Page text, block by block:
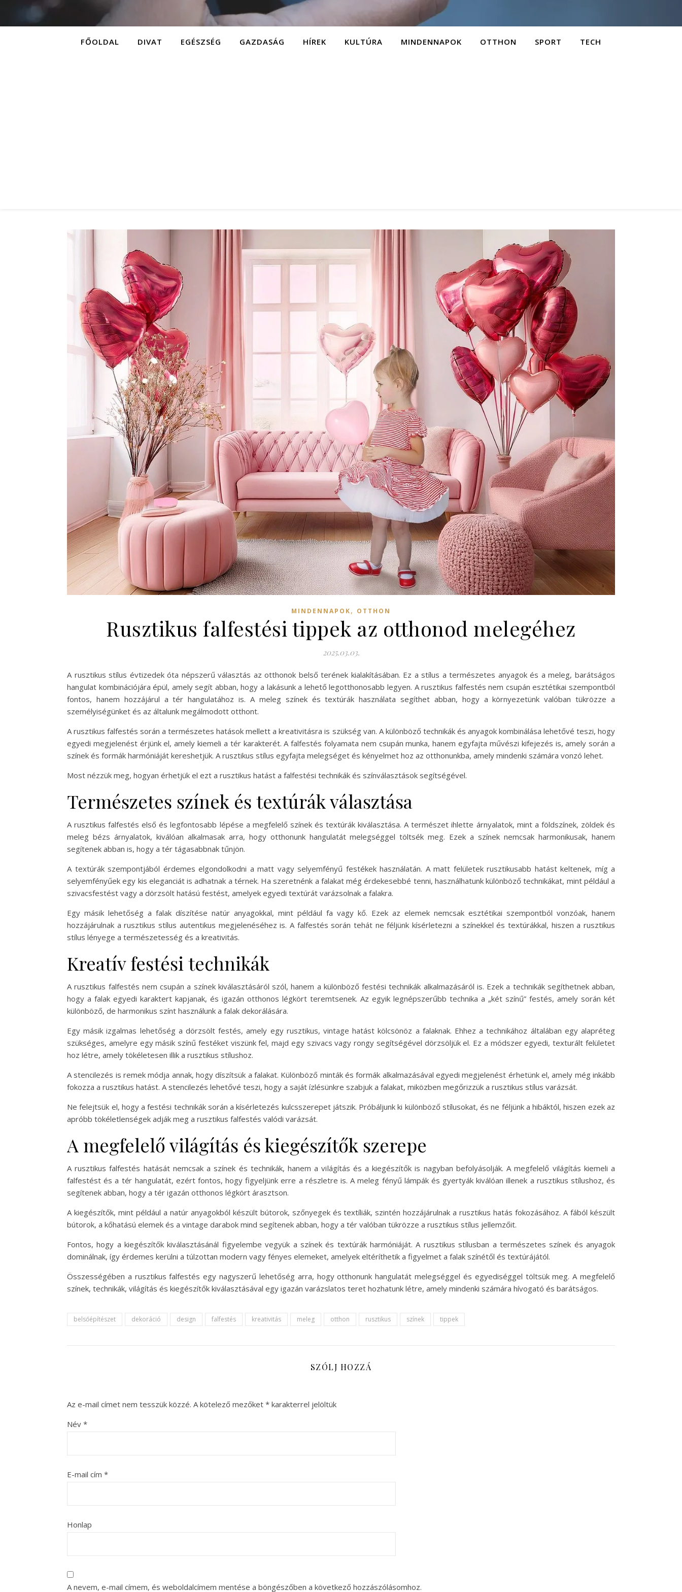
FŐOLDAL DIVAT EGÉSZSÉG GAZDASÁG HÍREK KULTÚRA MINDENNAPOK OTTHON SPORT TECH
MINDENNAPOK, OTTHON
Rusztikus falfestési tippek az otthonod melegéhez
2025.03.03.
A rusztikus stílus évtizedek óta népszerű választás az otthonok belső terének kialakításában. Ez a stílus a természetes anyagok és a meleg, barátságos
hangulat kombinációjára épül, amely segít abban, hogy a lakásunk a lehető legotthonosabb legyen. A rusztikus falfestés nem csupán esztétikai szempontból
fontos, hanem hozzájárul a tér hangulatához is. A meleg színek és textúrák használata segíthet abban, hogy a környezetünk valóban tükrözze a
személyiségünket és az általunk megálmodott otthont.
A rusztikus falfestés során a természetes hatások mellett a kreativitásra is szükség van. A különböző technikák és anyagok kombinálása lehetővé teszi, hogy
egyedi megjelenést érjünk el, amely kiemeli a tér karakterét. A falfestés folyamata nem csupán munka, hanem egyfajta művészi kifejezés is, amely során a
színek és formák harmóniáját kereshetjük. A rusztikus stílus egyfajta melegséget és kényelmet hoz az otthonunkba, amely mindenki számára vonzó lehet.
Most nézzük meg, hogyan érhetjük el ezt a rusztikus hatást a falfestési technikák és színválasztások segítségével.
Természetes színek és textúrák választása
A rusztikus falfestés első és legfontosabb lépése a megfelelő színek és textúrák kiválasztása. A természet ihlette árnyalatok, mint a földszínek, zöldek és
meleg bézs árnyalatok, kiválóan alkalmasak arra, hogy otthonunk hangulatát melegséggel töltsék meg. Ezek a színek nemcsak harmonikusak, hanem
segítenek abban is, hogy a tér tágasabbnak tűnjön.
A textúrák szempontjából érdemes elgondolkodni a matt vagy selyemfényű festékek használatán. A matt felületek rusztikusabb hatást keltenek, míg a
selyemfényűek egy kis eleganciát is adhatnak a térnek. Ha szeretnénk a falakat még érdekesebbé tenni, használhatunk különböző technikákat, mint például a
szivacsfestést vagy a dörzsölt hatású festést, amelyek egyedi textúrát varázsolnak a falakra.
Egy másik lehetőség a falak díszítése natúr anyagokkal, mint például fa vagy kő. Ezek az elemek nemcsak esztétikai szempontból vonzóak, hanem
hozzájárulnak a rusztikus stílus autentikus megjelenéséhez is. A falfestés során tehát ne féljünk kísérletezni a színekkel és textúrákkal, hiszen a rusztikus
stílus lényege a természetesség és a kreativitás.
Kreatív festési technikák
A rusztikus falfestés nem csupán a színek kiválasztásáról szól, hanem a különböző festési technikák alkalmazásáról is. Ezek a technikák segíthetnek abban,
hogy a falak egyedi karaktert kapjanak, és igazán otthonos légkört teremtsenek. Az egyik legnépszerűbb technika a „két színű” festés, amely során két
különböző, de harmonikus színt használunk a falak dekorálására.
Egy másik izgalmas lehetőség a dörzsölt festés, amely egy rusztikus, vintage hatást kölcsönöz a falaknak. Ehhez a technikához általában egy alapréteg
szükséges, amelyre egy másik színű festéket viszünk fel, majd egy szivacs vagy rongy segítségével dörzsöljük el. Ez a módszer egyedi, texturált felületet
hoz létre, amely tökéletesen illik a rusztikus stílushoz.
A stencilezés is remek módja annak, hogy díszítsük a falakat. Különböző minták és formák alkalmazásával egyedi megjelenést érhetünk el, amely még inkább
fokozza a rusztikus hatást. A stencilezés lehetővé teszi, hogy a saját ízlésünkre szabjuk a falakat, miközben megőrizzük a rusztikus stílus varázsát.
Ne felejtsük el, hogy a festési technikák során a kísérletezés kulcsszerepet játszik. Próbáljunk ki különböző stílusokat, és ne féljünk a hibáktól, hiszen ezek az
apróbb tökéletlenségek adják meg a rusztikus falfestés valódi varázsát.
A megfelelő világítás és kiegészítők szerepe
A rusztikus falfestés hatását nemcsak a színek és technikák, hanem a világítás és a kiegészítők is nagyban befolyásolják. A megfelelő világítás kiemeli a
falfestést és a tér hangulatát, ezért fontos, hogy figyeljünk erre a részletre is. A meleg fényű lámpák és gyertyák kiválóan illenek a rusztikus stílushoz, és
segítenek abban, hogy a tér igazán otthonos légkört árasztson.
A kiegészítők, mint például a natúr anyagokból készült bútorok, szőnyegek és textíliák, szintén hozzájárulnak a rusztikus hatás fokozásához. A fából készült
bútorok, a kőhatású elemek és a vintage darabok mind segítenek abban, hogy a tér valóban tükrözze a rusztikus stílus jellemzőit.
Fontos, hogy a kiegészítők kiválasztásánál figyelembe vegyük a színek és textúrák harmóniáját. A rusztikus stílusban a természetes színek és anyagok
dominálnak, így érdemes kerülni a túlzottan modern vagy fényes elemeket, amelyek eltéríthetik a figyelmet a falak színétől és textúrájától.
Összességében a rusztikus falfestés egy nagyszerű lehetőség arra, hogy otthonunk hangulatát melegséggel és egyediséggel töltsük meg. A megfelelő
színek, technikák, világítás és kiegészítők kiválasztásával egy igazán varázslatos teret hozhatunk létre, amely mindenki számára hívogató és barátságos.
belsőépítészet dekoráció design falfestés kreativitás meleg otthon rusztikus színek tippek
SZÓLJ HOZZÁ
Az e-mail címet nem tesszük közzé. A kötelező mezőket * karakterrel jelöltük
Név *
E-mail cím *
Honlap
A nevem, e-mail címem, és weboldalcímem mentése a böngészőben a következő hozzászólásomhoz.